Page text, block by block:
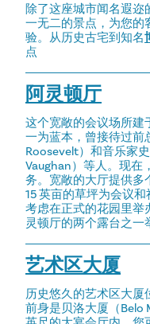
除了这座城市闻名遐迩
一无二的景点，为您的
验。从历史古宅到知名
点
阿灵顿厅
这个宽敞的会议场所建
一为蓝本，曾接待过前
Roosevelt）和音乐家
Vaughan）等人。现在
务。宽敞的大厅提供多
15 英亩的草坪为会议
考虑在正式的花园里举
灵顿厅的两个露台之一
艺术区大厦
历史悠久的艺术区大
前身是贝洛大厦（Belo